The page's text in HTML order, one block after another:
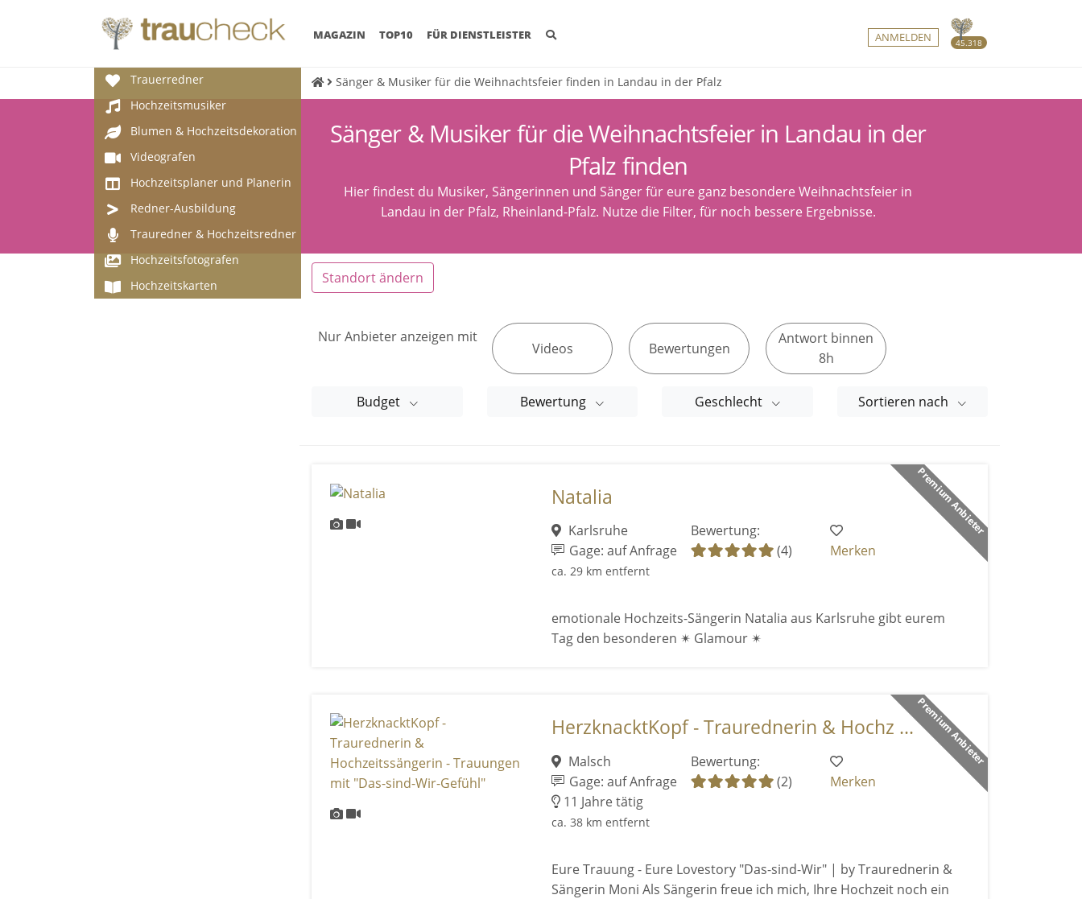
45.318
MAGAZIN (CURRENT)
TOP10 FÜR DIENSTLEISTER ANMELDEN
Trauerredner
Hochzeitsmusiker
Blumen & Hochzeitsdekoration
Videografen
Hochzeitsplaner und Planerin
Redner-Ausbildung
Trauredner & Hochzeitsredner
Hochzeitsfotografen
Hochzeitskarten
Sänger & Musiker für die Weihnachtsfeier finden in Landau in der Pfalz
Sänger & Musiker für die Weihnachtsfeier in Landau in der
Pfalz finden
Hier findest du Musiker, Sängerinnen und Sänger für eure ganz besondere Weihnachtsfeier in
Landau in der Pfalz, Rheinland-Pfalz. Nutze die Filter, für noch bessere Ergebnisse.
Standort ändern
Nur Anbieter anzeigen mit
Videos Bewertungen
Antwort binnen
8h
Budget Bewertung Geschlecht Sortieren nach
Premium Anbieter
Natalia
Karlsruhe
Gage: auf Anfrage
ca. 29 km entfernt
Bewertung:
(4)
Merken
emotionale Hochzeits-Sängerin Natalia aus Karlsruhe gibt eurem
Tag den besonderen ✴ Glamour ✴
Premium Anbieter
HerzknacktKopf - Traurednerin & Hochz ...
Malsch
Gage: auf Anfrage
11 Jahre tätig
ca. 38 km entfernt
Bewertung:
(2)
Merken
Eure Trauung - Eure Lovestory "Das-sind-Wir" | by Traurednerin &
Sängerin Moni Als Sängerin freue ich mich, Ihre Hochzeit noch ein